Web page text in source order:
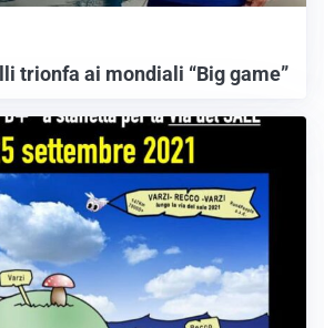
trionfa ai mondiali “Big game”